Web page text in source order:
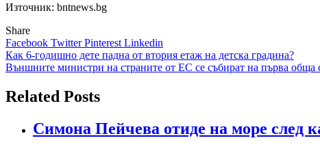
Източник: bntnews.bg
Share
Facebook TwitterPinterest Linkedin
Навигация
Как 6-годишно дете падна от втория етаж на детска градина?
Външните министри на страните от ЕС се събират на първа обща
Related Posts
Симона Пейчева отиде на море след